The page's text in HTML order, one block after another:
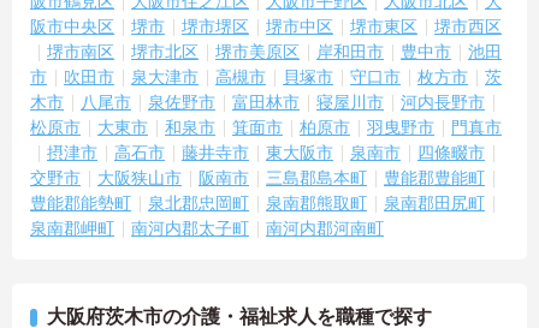
阪市中央区
堺市 堺市堺区 堺市中区 堺市東区
堺市西区
堺市南区
堺市北区 堺市美原区 岸和田市 豊中市
池田
市
吹田市 泉大津市 高槻市 貝塚市 守口市 枚方市
茨
木市
八尾市 泉佐野市 富田林市 寝屋川市
河内長野市
松原市
大東市 和泉市 箕面市 柏原市 羽曳野市
門真市
摂津市
高石市 藤井寺市 東大阪市 泉南市
四條畷市
交野市
大阪狭山市 阪南市 三島郡島本町
豊能郡豊能町
豊能郡能勢町
泉北郡忠岡町 泉南郡熊取町
泉南郡田尻町
泉南郡岬町
南河内郡太子町 南河内郡河南町
大阪府茨木市の介護・福祉求人を職種で探す